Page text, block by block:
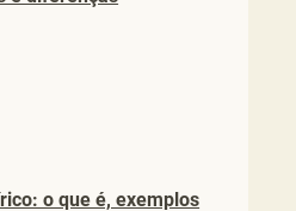
o que é, exemplos